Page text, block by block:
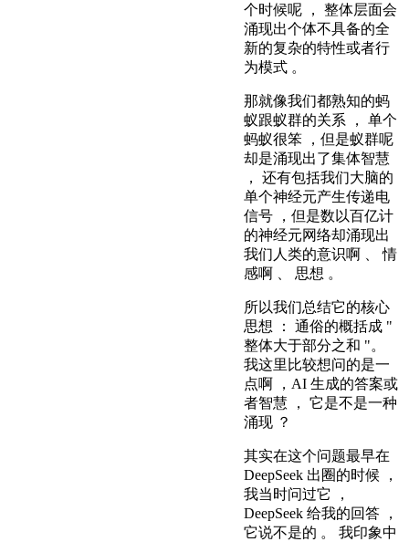
个时候呢 ， 整体层面会
涌现出个体不具备的全
新的复杂的特性或者行
为模式 。
那就像我们都熟知的蚂
蚁跟蚁群的关系 ， 单个
蚂蚁很笨 ，但是蚁群呢
却是涌现出了集体智慧
， 还有包括我们大脑的
单个神经元产生传递电
信号 ，但是数以百亿计
的神经元网络却涌现出
我们人类的意识啊 、 情
感啊 、 思想 。
所以我们总结它的核心
思想 ： 通俗的概括成 "
整体大于部分之和 "。
我这里比较想问的是一
点啊 ，AI 生成的答案或
者智慧 ， 它是不是一种
涌现 ？
其实在这个问题最早在
DeepSeek 出圈的时候 ，
我当时问过它 ，
DeepSeek 给我的回答 ，
它说不是的 。 我印象中